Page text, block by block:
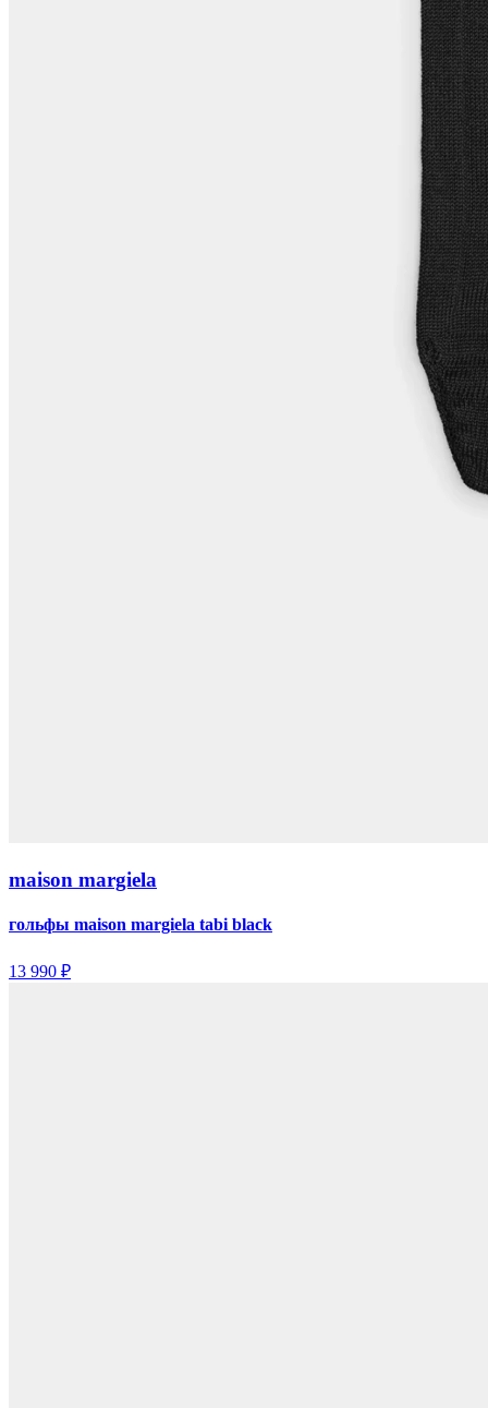
maison margiela
гольфы maison margiela tabi black
13 990 ₽